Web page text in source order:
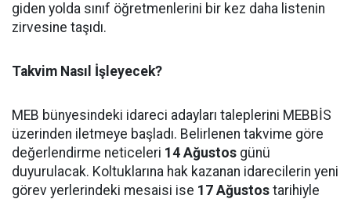
giden yolda sınıf öğretmenlerini bir kez daha listenin
zirvesine taşıdı.
Takvim Nasıl İşleyecek?
MEB bünyesindeki idareci adayları taleplerini MEBBİS
üzerinden iletmeye başladı. Belirlenen takvime göre
değerlendirme neticeleri 14 Ağustos günü
duyurulacak. Koltuklarına hak kazanan idarecilerin yeni
görev yerlerindeki mesaisi ise 17 Ağustos tarihiyle